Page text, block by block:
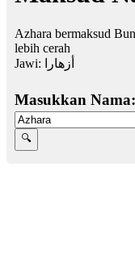
Azhara bermaksud
lebih cerah
Jawi:
أزهارا
Masukkan Nama: